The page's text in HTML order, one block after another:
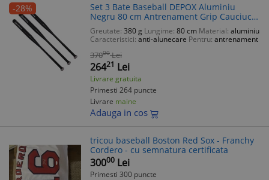
-28%
Set 3 Bate Baseball DEPOX Aluminiu
Negru 80 cm Antrenament Grip Cauciuc
Greutate 380g
Greutate: 380 g Lungime: 80 cm Material: aluminiu
Caracteristici: anti-alunecare Pentru: antrenament
37000 Lei
26421 Lei
Livrare gratuita
Primesti 264 puncte
Livrare maine
Adauga in cos
tricou baseball Boston Red Sox - Franchy
Cordero - cu semnatura certificata
30000 Lei
Primesti 300 puncte